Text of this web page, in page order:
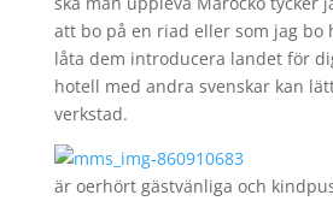
att bo på en riad eller som jag bo
låta dem introducera landet för
hotell med andra svenskar kan
verkstad.
är oerhört gästvänliga och